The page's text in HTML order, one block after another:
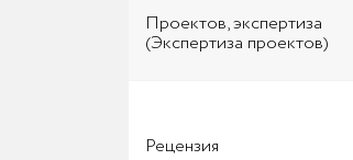
Проектов, экспертиза
(Экспертиза проектов)
Рецензия